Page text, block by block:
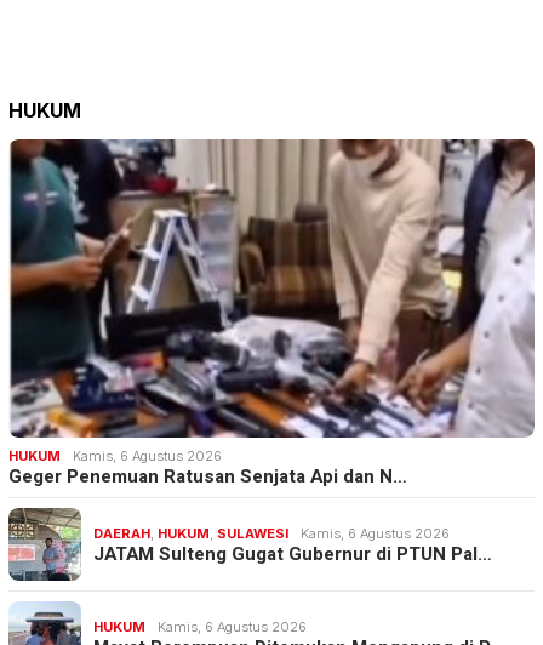
HUKUM
HUKUM Kamis, 6 Agustus 2026
Geger Penemuan Ratusan Senjata Api dan N…
DAERAH, HUKUM, SULAWESI Kamis, 6 Agustus 2026
JATAM Sulteng Gugat Gubernur di PTUN Pal…
HUKUM Kamis, 6 Agustus 2026